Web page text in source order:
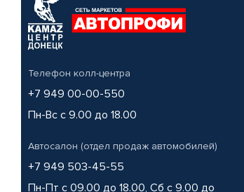
Телефон колл-центра
+7 949 00-00-550
Пн-Вс с 9.00 до 18.00
Автосалон (отдел продаж автомобилей)
+7 949 503-45-55
Пн-Пт с 09.00 до 18.00, Сб с 9.00 до